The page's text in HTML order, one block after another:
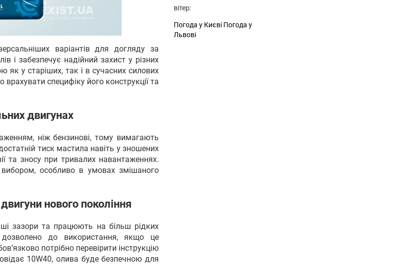
варіантів для догляду за
і забезпечує надійний захист у різних
як у старіших, так і в сучасних силових
специфіку його конструкції та
двигунах
ніж бензинові, тому вимагають
тиск мастила навіть у зношених
та зносу при тривалих навантаженнях.
особливо в умовах змішаного
нового покоління
зазори та працюють на більш рідких
до використання, якщо це
потрібно перевірити інструкцію
10W40, олива буде безпечною для
вітер:
Погода у Києві Погода у
Львові